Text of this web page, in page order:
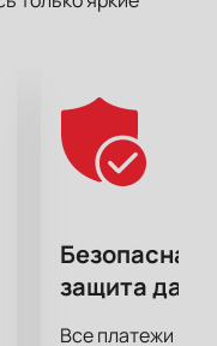
же, обаяние
рассмотреть
Безопасная
защита
Все платежи